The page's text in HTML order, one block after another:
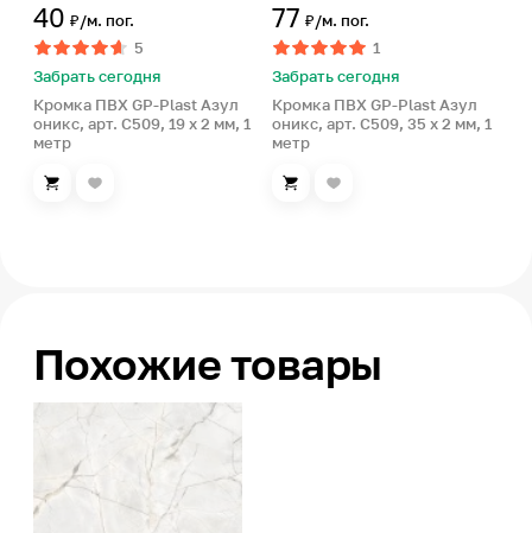
40 ₽/м. пог.
5
Забрать сегодня
Кромка ПВХ GP-Plast Азул
оникс, арт. C509, 19 x 2 мм, 1
метр
77 ₽/м. пог.
1
Забрать сегодня
Кромка ПВХ GP-Plast Азул
оникс, арт. C509, 35 x 2 мм, 1
метр
Похожие товары